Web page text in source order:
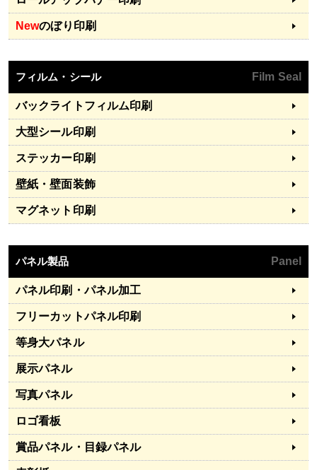
Newのぼり印刷
フィルム・シール Film Seal
バックライトフィルム印刷
大型シール印刷
ステッカー印刷
壁紙・壁面装飾
マグネット印刷
パネル製品 Panel
パネル印刷・パネル加工
フリーカットパネル印刷
等身大パネル
展示パネル
写真パネル
ロゴ看板
賞品パネル・目録パネル